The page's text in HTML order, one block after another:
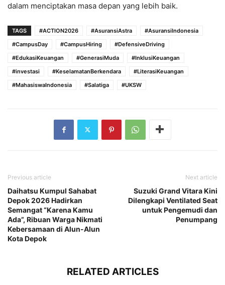
dalam menciptakan masa depan yang lebih baik.
TAGS #ACTION2026 #AsuransiAstra
#AsuransiIndonesia
#CampusDay
#CampusHiring
#DefensiveDriving
#EdukasiKeuangan
#GenerasiMuda
#InklusiKeuangan
#investasi
#KeselamatanBerkendara
#LiterasiKeuangan
#MahasiswaIndonesia
#Salatiga #UKSW
Previous article
Daihatsu Kumpul Sahabat
Depok 2026 Hadirkan
Semangat “Karena Kamu
Ada”, Ribuan Warga Nikmati
Kebersamaan di Alun-Alun
Kota Depok
Next article
Suzuki Grand Vitara Kini
Dilengkapi Ventilated Seat
untuk Pengemudi dan
Penumpang
RELATED ARTICLES